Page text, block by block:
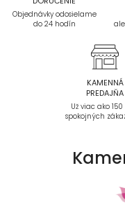
Objednávky odosielame
do 24 hodín
KAMENNÁ
PREDAJŇA
Už viac ako
spokojných